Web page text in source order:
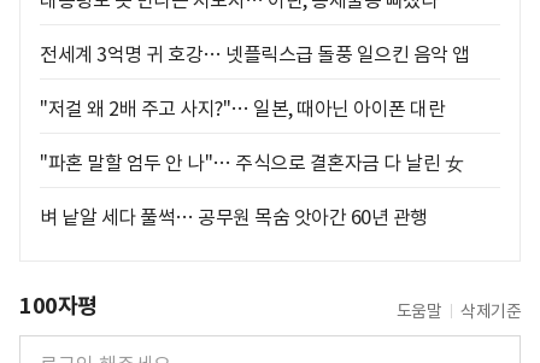
전세계 3억명 귀 호강… 넷플릭스급 돌풍 일으킨 음악 앱
"저걸 왜 2배 주고 사지?"… 일본, 때아닌 아이폰 대란
"파혼 말할 엄두 안 나"… 주식으로 결혼자금 다 날린 女
벼 낱알 세다 풀썩… 공무원 목숨 앗아간 60년 관행
100자평 도움말 삭제기준